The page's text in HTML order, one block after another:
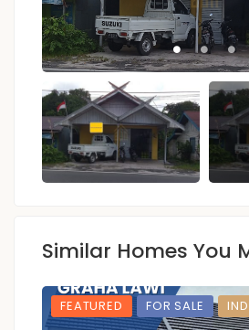
Similar Homes You
FEATURED FOR SALE